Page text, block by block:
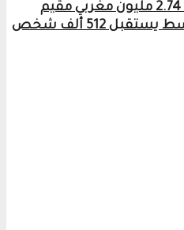
عملية “مرحبا” تسجل دخول 2.74 مليون مغربي مقيم
512 ألف شخص